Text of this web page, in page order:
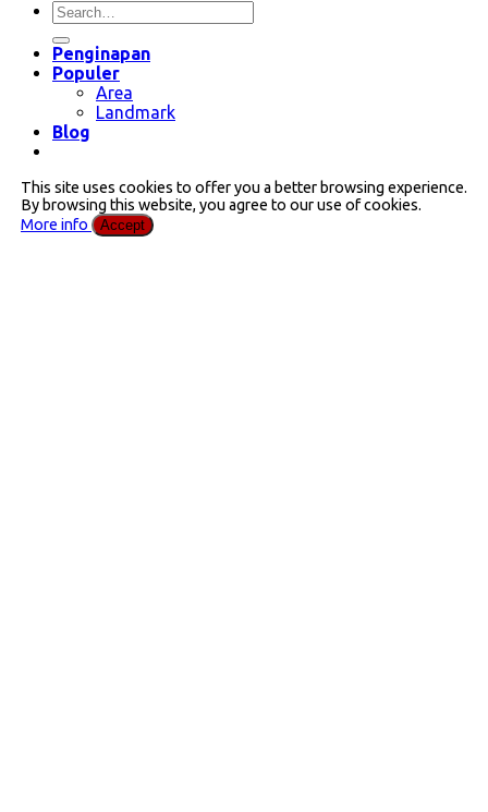
Penginapan
Populer
Area
Landmark
Blog
This site uses cookies to offer you a better browsing experience.
By browsing this website, you agree to our use of cookies.
More info
Accept